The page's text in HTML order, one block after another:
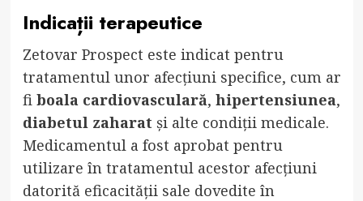
Indicații terapeutice
Zetovar Prospect este indicat pentru
tratamentul unor afecțiuni specifice, cum ar
fi boala cardiovasculară, hipertensiunea,
diabetul zaharat și alte condiții medicale.
Medicamentul a fost aprobat pentru
utilizare în tratamentul acestor afecțiuni
datorită eficacității sale dovedite în